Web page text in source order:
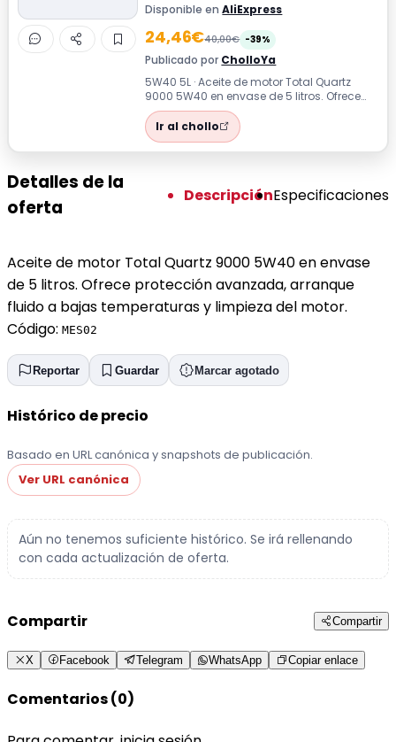
Disponible enAliExpress
24,46€40,00€ -39%
Publicado por CholloYa
5W40 5L · Aceite de motor Total Quartz
9000 5W40 en envase de 5 litros. Ofrece
protección avanzada, arranque fluido a...
Ir al chollo
Detalles de la
oferta
DescripciónEspecificaciones
Aceite de motor Total Quartz 9000 5W40 en envase
de 5 litros. Ofrece protección avanzada, arranque
fluido a bajas temperaturas y limpieza del motor.
Código: MES02
Reportar Guardar Marcar agotado
Histórico de precio
Basado en URL canónica y snapshots de publicación.
Ver URL canónica
Aún no tenemos suficiente histórico. Se irá rellenando
con cada actualización de oferta.
Compartir Compartir
X Facebook Telegram WhatsApp Copiar enlace
Comentarios (0)